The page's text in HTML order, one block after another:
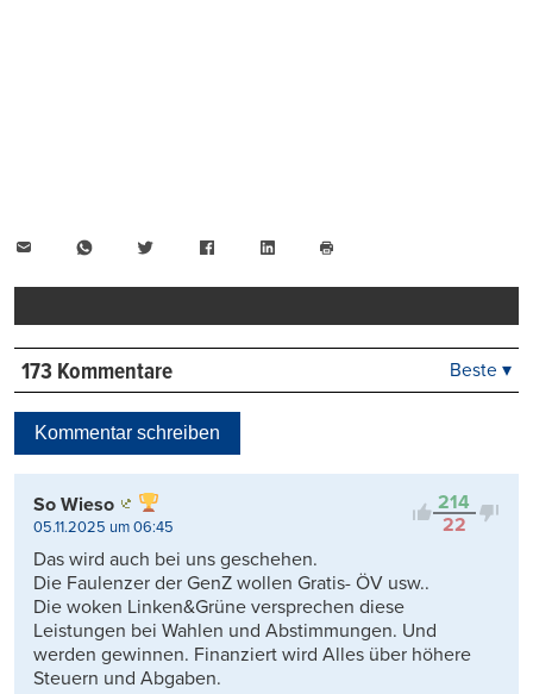
WhatsAppTwitter FacebookLinkedIn
drucken
173 Kommentare
Kontrovers
Beste ▾
Kommentar schreiben
214
22
So Wieso
05.11.2025 um 06:45
Das wird auch bei uns geschehen.
Die Faulenzer der GenZ wollen Gratis- ÖV usw..
Die woken Linken&Grüne versprechen diese
Leistungen bei Wahlen und Abstimmungen. Und
werden gewinnen. Finanziert wird Alles über höhere
Steuern und Abgaben.